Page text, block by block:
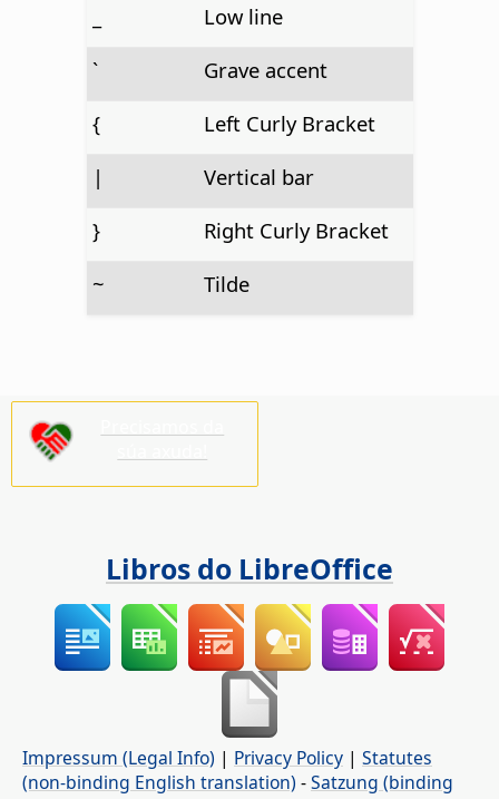
Low line
`
Grave accent
{
Left Curly Bracket
|
Vertical bar
}
Right Curly Bracket
~
Tilde
Libros do LibreOffice
Impressum (Legal Info) | Privacy Policy | Statutes
(non-binding English translation) -Satzung (binding